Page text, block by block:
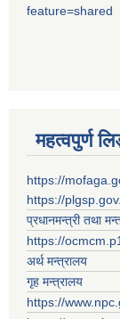
feature=shared
महत्वपुर्ण
https://
https://
प्रधानमन्त्री तथा
https://
अर्थ मन्त्रालय
गृह मन्त्रालय
https://